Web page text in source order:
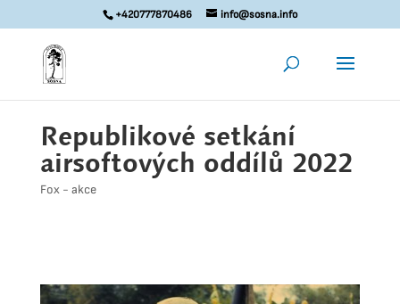
+420777870486 info@sosna.info
Republikové setkání
airsoftových oddílů 2022
Fox - akce